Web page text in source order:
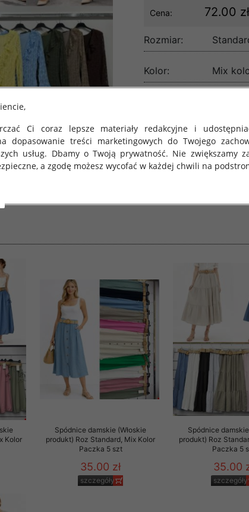
Cena: 72.00 zł
Rozmiar:
Kolor: Mix
Kolor
Spódnice damskie (Włoskie
produkt) Roz Standard, Mix Kolor
Paczka 5 szt
35.00 zł
szczegóły
Spódnice
produkt) Roz
Paczka 5
35.00
szczegóły
Ci coraz lepsze materiały redakcyjne i
dopasowanie treści marketingowych do Twojego
usług. Dbamy o Twoją prywatność. Nie zwiększamy
a zgodę możesz wycofać w każdej chwili na
obowiązuje Rozporządzenie Parlamentu Europejskiego i
ochrony osób fizycznych w związku z przetwarzaniem
takich danych oraz uchylenia dyrektywy 95/46/WE
oraz zasadach, na jakich odbywa się to po dniu
zgody.
„Przejdź dalej” lub zamkniesz to okno, to wyrazisz zgodę na
Zgodę możesz w każdym momencie wycofać .
prawem przetwarzania dokonanego wcześniej.
tym o przysługujących uprawnieniach (prawo dostępu,
ich przetwarzania, prawo do ich przenoszenia,
w tym profilowaniu, a także prawo wyrażenia sprzeciwu
w Polityce prywatności.
pełne poszanowanie ich prywatności oraz ochronę ich